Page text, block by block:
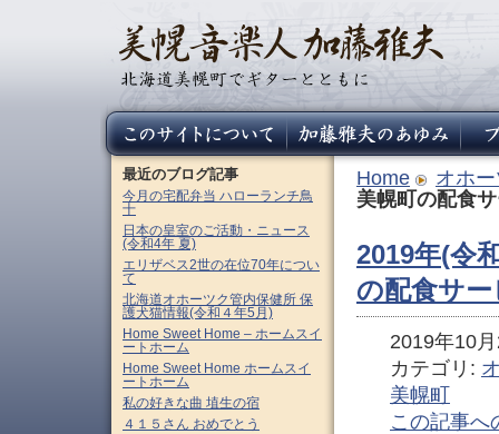
Home
オホ
美幌町の配食
2019年(令
の配食サ
2019年10
カテゴリ:
美幌町
この記事へ
最近のブログ記事
今月の宅配弁当 ハローランチ鳥
十
日本の皇室のご活動・ニュース
(令和4年 夏)
エリザベス2世の在位70年につい
て
北海道オホーツク管内保健所 保
護犬猫情報(令和４年5月)
Home Sweet Home – ホームスイ
ートホーム
Home Sweet Home ホームスイ
ートホーム
私の好きな曲 埴生の宿
４１５さん おめでとう